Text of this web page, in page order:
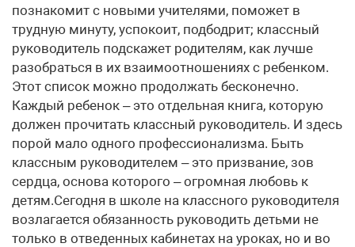
познакомит с новыми учителями, поможет в
трудную минуту, успокоит, подбодрит; классный
руководитель подскажет родителям, как лучше
разобраться в их взаимоотношениях с ребенком.
Этот список можно продолжать бесконечно.
Каждый ребенок – это отдельная книга, которую
должен прочитать классный руководитель. И здесь
порой мало одного профессионализма. Быть
классным руководителем – это призвание, зов
сердца, основа которого – огромная любовь к
детям.Сегодня в школе на классного руководителя
возлагается обязанность руководить детьми не
только в отведенных кабинетах на уроках, но и во